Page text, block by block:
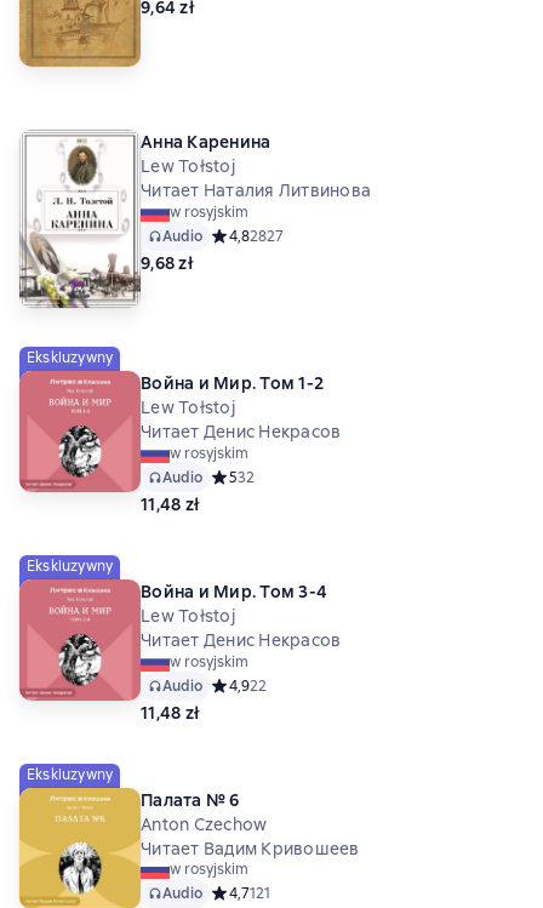
9,64 zł
Анна Каренина
Lew Tołstoj
Читает Наталия Литвинова
w rosyjskim
Audio Средний рейтинг 4,8 на основе 2827 оценок
4,82827
9,68 zł
Ekskluzywny
Война и Мир. Том 1-2
Lew Tołstoj
Читает Денис Некрасов
w rosyjskim
Audio Средний рейтинг 5 на основе 32 оценок
532
11,48 zł
Ekskluzywny
Война и Мир. Том 3-4
Lew Tołstoj
Читает Денис Некрасов
w rosyjskim
Audio Средний рейтинг 4,9 на основе 22 оценок
4,922
11,48 zł
Ekskluzywny
Палата № 6
Anton Czechow
Читает Вадим Кривошеев
w rosyjskim
Audio Средний рейтинг 4,7 на основе 121 оценок
4,7121